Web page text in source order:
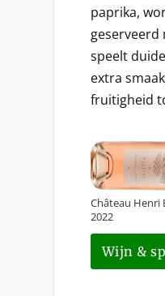
paprika,
geserveerd
speelt
extra
fruitigheid
Château Henri
2022
Wijn &